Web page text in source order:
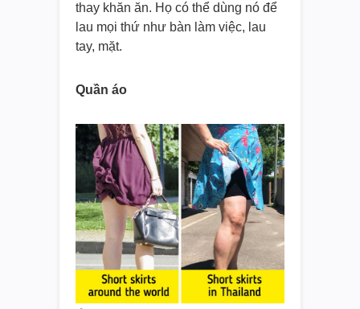
thay khăn ăn. Họ có thể dùng nó để
lau mọi thứ như bàn làm việc, lau
tay, mặt.
Quần áo